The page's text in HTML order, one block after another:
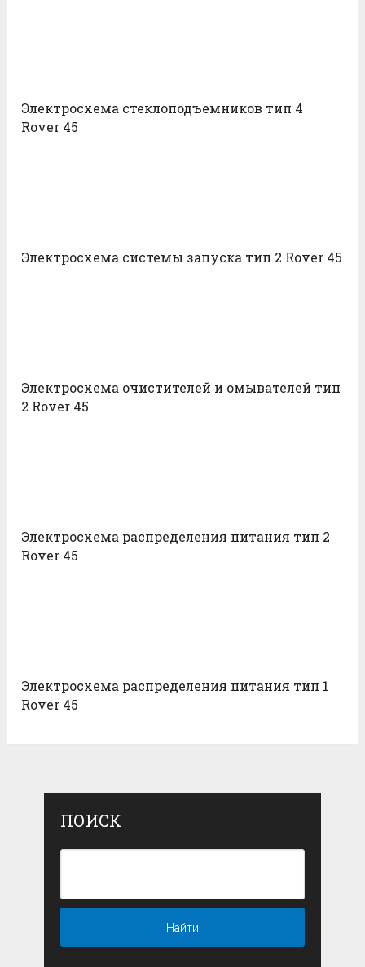
Электросхема стеклоподъемников тип 4
Rover 45
Электросхема системы запуска тип 2 Rover 45
Электросхема очистителей и омывателей тип
2 Rover 45
Электросхема распределения питания тип 2
Rover 45
Электросхема распределения питания тип 1
Rover 45
ПОИСК